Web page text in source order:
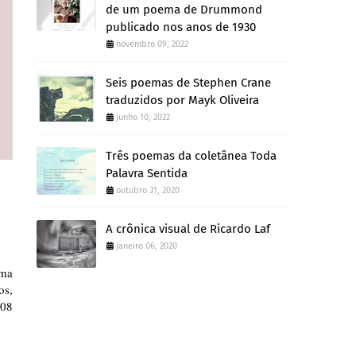
de um poema de Drummond
publicado nos anos de 1930
novembro 09, 2022
Seis poemas de Stephen Crane
traduzidos por Mayk Oliveira
junho 10, 2022
Três poemas da coletânea Toda
Palavra Sentida
outubro 31, 2020
A crônica visual de Ricardo Laf
janeiro 06, 2020